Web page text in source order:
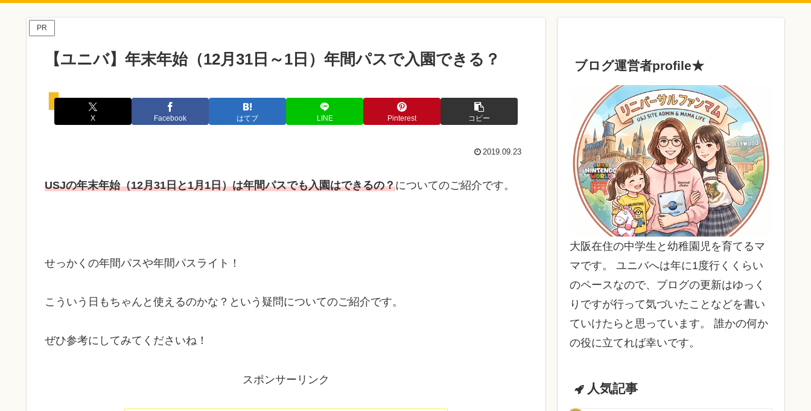
PR
【ユニバ】年末年始（12月31日～1日）年間パスで入園できる？
カウントダウン
X Facebook はてブ LINE Pinterest コピー
2019.09.23
USJの年末年始（12月31日と1月1日）は年間パスでも入園はできるの？についてのご紹介です。
せっかくの年間パスや年間パスライト！
こういう日もちゃんと使えるのかな？という疑問についてのご紹介です。
ぜひ参考にしてみてくださいね！
スポンサーリンク
ブログ運営者profile★
大阪在住の中学生と幼稚園児を育てるマ
マです。 ユニバへは年に1度行くくらい
のペースなので、ブログの更新はゆっく
りですが行って気づいたことなどを書い
ていけたらと思っています。 誰かの何か
の役に立てれば幸いです。
人気記事